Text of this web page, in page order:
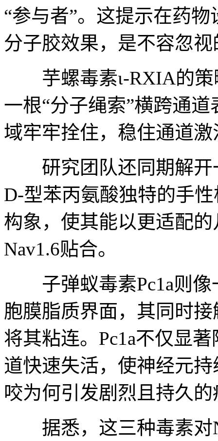
“参与者”。这提示在药
分子胶效果，是不容忽
芋螺毒素ɩ-RXIA的策
一根“分子绳索”横跨通
域牢牢拴住，稳住通道
研究团队还同期解开
D-型苯丙氨酸独特的手
构象，使其能以更适配
Nav1.6贴合。
子弹蚁毒素Pc1a则像
胞膜脂质界面，其同时
将其粘连。Pc1a不仅显
道快速失活，使神经元
咬为何引发剧烈且持久的
据悉，这三种毒素对